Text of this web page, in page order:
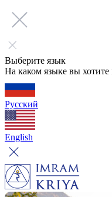
Выберите язык
На каком языке вы хотите
Русский
English